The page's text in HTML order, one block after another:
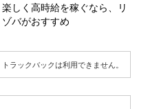
楽しく高時給を稼ぐなら、リ
ゾバがおすすめ
トラックバックは利用できません。